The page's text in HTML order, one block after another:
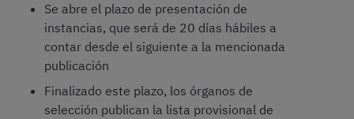
Se abre el plazo de presentación de
instancias, que será de 20 días hábiles a
contar desde el siguiente a la mencionada
publicación
Finalizado este plazo, los órganos de
selección publican la lista provisional de